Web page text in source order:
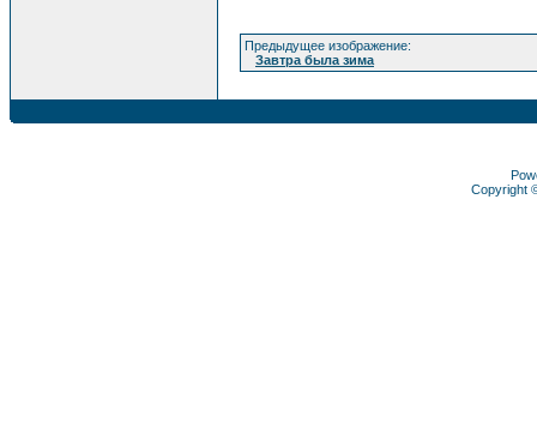
Предыдущее изображение:
Завтра была зима
Copyright